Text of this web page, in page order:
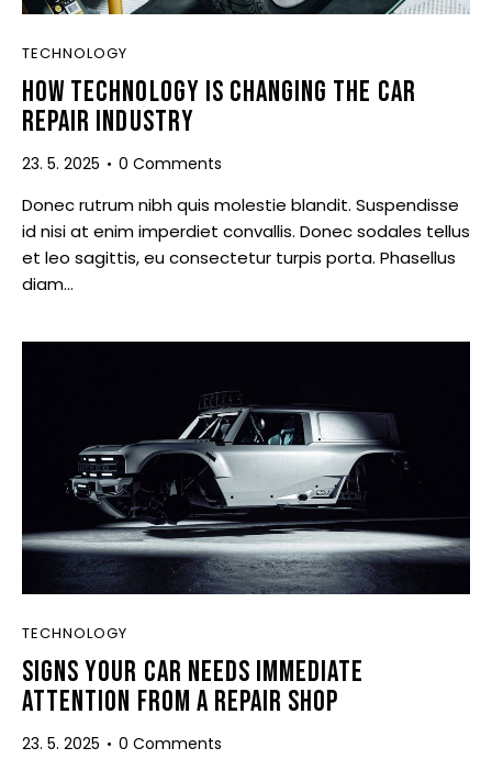
TECHNOLOGY
HOW TECHNOLOGY IS CHANGING THE CAR
REPAIR INDUSTRY
23. 5. 2025 0 Comments
Donec rutrum nibh quis molestie blandit. Suspendisse
id nisi at enim imperdiet convallis. Donec sodales tellus
et leo sagittis, eu consectetur turpis porta. Phasellus
diam…
TECHNOLOGY
SIGNS YOUR CAR NEEDS IMMEDIATE
ATTENTION FROM A REPAIR SHOP
23. 5. 2025 0 Comments